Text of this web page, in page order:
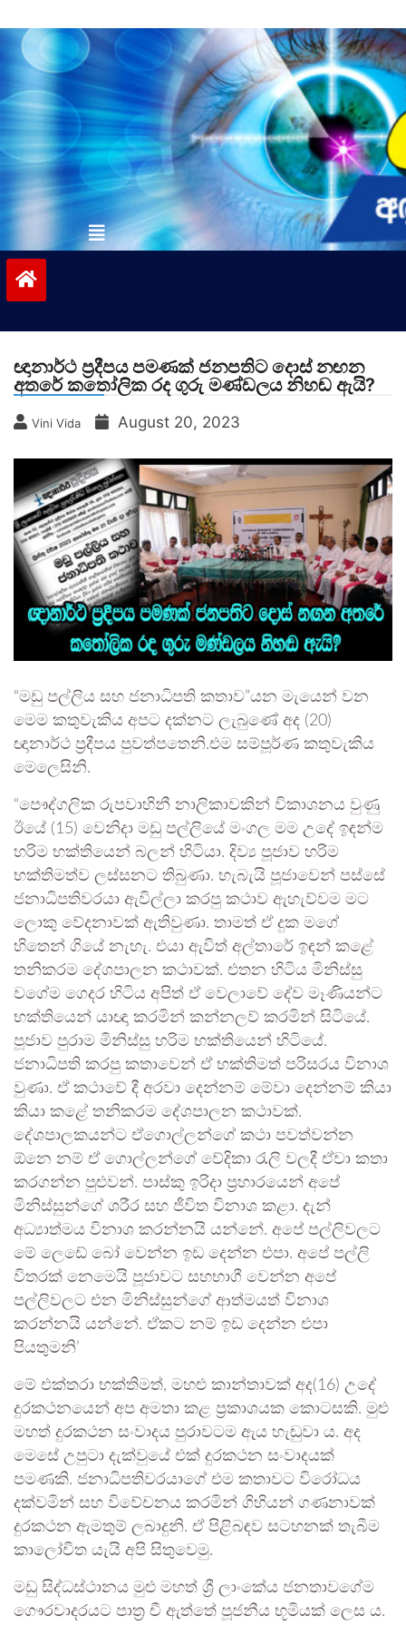
to
contentvinivida.lk
ඥානාර්ථ ප්‍රදීපය පමණක් ජනපතිට දොස් නඟන
අතරේ කතෝලික රද ගුරු මණ්ඩලය නිහඬ ඇයි?
Vini Vida August 20, 2023
“මඩු පල්ලිය සහ ජනාධිපති කතාව”යන මැයෙන් වන
මෙම කතුවැකිය අපට දක්නට ලැබුණේ අද (20)
ඥානාර්ථ ප්‍රදීපය පුවත්පතෙනි.එම සම්පූර්ණ කතුවැකිය
මෙලෙසිනි.
“පෞද්ගලික රුපවාහිනී නාලිකාවකින් විකාශනය වුණු
ඊයේ (15) වෙනිදා මඩු පල්ලියේ මංගල මම උදේ ඉඳන්ම
හරිම භක්තියෙන් බලන් හිටියා. දිව්‍ය පූජාව හරිම
භක්තිමත්ව ලස්සනට තිබුණා. හැබැයි පූජාවෙන් පස්සේ
ජනාධිපතිවරයා ඇවිල්ලා කරපු කථාව ඇහැව්වම මට
ලොකු වේදනාවක් ඇතිවුණා. තාමත් ඒ දුක මගේ
හිතෙන් ගියේ නැහැ. එයා ඇවිත් අල්තාරේ ඉඳන් කළේ
තනිකරම දේශපාලන කථාවක්. එතන හිටිය මිනිස්සු
වගේම ගෙදර හිටිය අපිත් ඒ වෙලාවේ දේව මෑණියන්ට
භක්තියෙන් යාඥා කරමින් කන්නලව් කරමින් සිටියේ.
පූජාව පුරාම මිනිස්සු හරිම භක්තියෙන් හිටියේ.
ජනාධිපති කරපු කතාවෙන් ඒ භක්තිමත් පරිසරය විනාශ
වුණා. ඒ කථාවේ දී අරවා දෙන්නම් මේවා දෙන්නම් කියා
කියා කළේ තනිකරම දේශපාලන කථාවක්.
දේශපාලකයන්ට ඒගොල්ලන්ගේ කථා පවත්වන්න
ඕනෙ නම් ඒ ගොල්ලන්ගේ වේදිකා රැලි වලදී ඒවා කතා
කරගන්න පුළුවන්. පාස්කු ඉරිදා ප්‍රහාරයෙන් අපේ
මිනිස්සුන්ගේ ශරීර සහ ජීවිත විනාශ කළා. දැන්
අධ්‍යාත්මය විනාශ කරන්නයි යන්නේ. අපේ පල්ලිවලට
මේ ලෙඩේ බෝ වෙන්න ඉඩ දෙන්න එපා. අපේ පල්ලි
විතරක් නෙමෙයි පූජාවට සහභාගී වෙන්න අපේ
පල්ලිවලට එන මිනිස්සුන්ගේ ආත්මයත් විනාශ
කරන්නයි යන්නේ. ඒකට නම් ඉඩ දෙන්න එපා
පියතුමනි’
මේ එක්තරා භක්තිමත්‌, මහළු කාන්තාවක්‌ අද(16) උදේ
දුරකථනයෙන්‌ අප අමතා කළ ප්‍රකාශයක කොටසකි. මුළු
මහත්‌ දුරකථන සංවාදය පුරාවටම ඇය හැඬුවා ය. අද
මෙසේ උපුටා දැක්වුයේ එක්‌ දුරකථන සංවාදයක්‌
පමණකි. ජනාධිපතිවරයාගේ එම කතාවට විරෝධය
දක්වමින්‌ සහ විවේචනය කරමින්‌ ගිහියන්‌ ගණනාවක්‌
දුරකථන ඇමතුම්‌ ලබාදුනි. ඒ පිළිබඳව සටහනක්‌ තැබීම
කාලෝචිත යැයි අපි සිතුවෙමු.
මඩු සිද්ධස්ථානය මුළු මහත්‌ ශ්‍රී ලාංකේය ජනතාවගේම
ගෞරවාදරයට පාත්‍ර චී ඇත්තේ පූජනීය භූමියක්‌ ලෙස ය.